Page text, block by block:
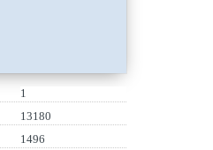
1
13180
1496